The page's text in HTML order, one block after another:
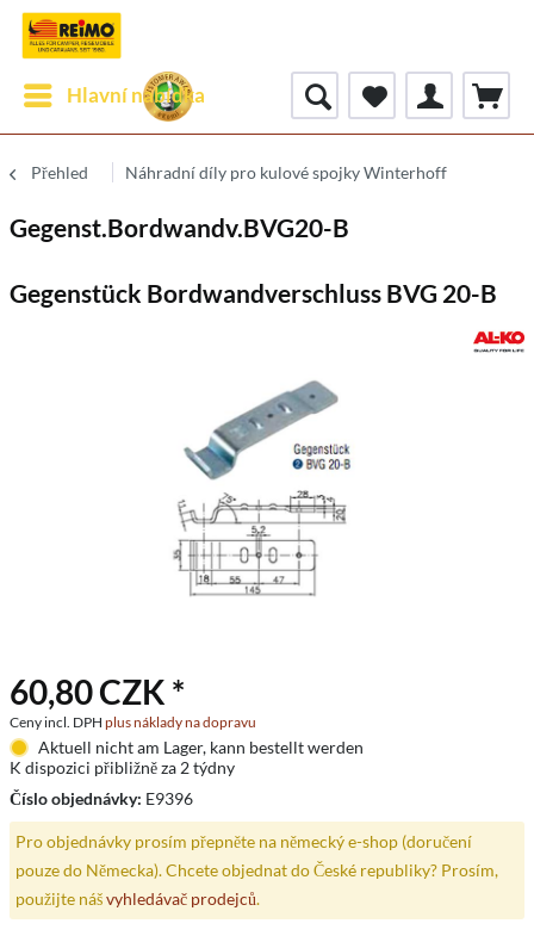
Hlavní nabídka
Přehled Náhradní díly pro kulové spojky Winterhoff
Gegenst.Bordwandv.BVG20-B
Gegenstück Bordwandverschluss BVG 20-B
60,80 CZK *
Ceny incl. DPH plus náklady na dopravu
Aktuell nicht am Lager, kann bestellt werden
K dispozici přibližně za 2 týdny
Číslo objednávky: E9396
Pro objednávky prosím přepněte na německý e-shop (doručení
pouze do Německa). Chcete objednat do České republiky? Prosím,
použijte nášvyhledávač prodejců.